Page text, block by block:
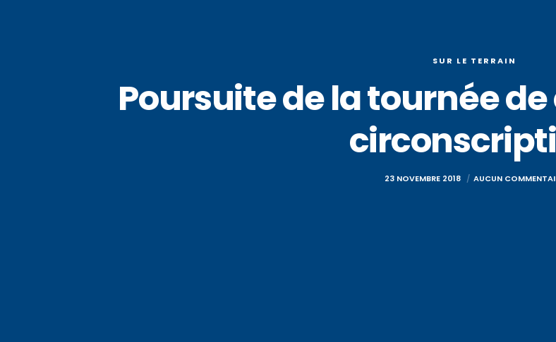
SUR LE TERRAIN
Poursuite de la tournée
23 NOVEMBRE 2018 AUCUN